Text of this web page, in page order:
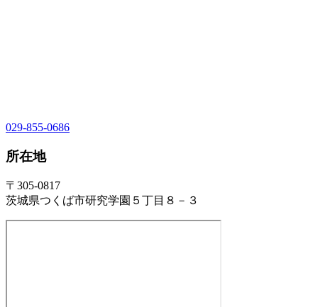
029-855-0686
所在地
〒305-0817
茨城県つくば市研究学園５丁目８－３